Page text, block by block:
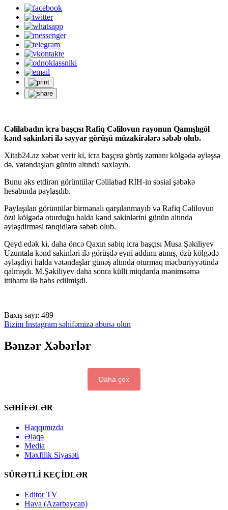
Cəlilabadın icra başçısı Rafiq Cəlilovun rayonun Qamışlıgöl
kənd sakinləri ilə səyyar görüşü müzakirələrə səbəb olub.
Xitab24.az xəbər verir ki, icra başçısı görüş zamanı kölgədə əyləşsə
də, vətəndaşları günün altında saxlayıb.
Bunu əks etdirən görüntülər Cəlilabad RİH-in sosial şəbəkə
hesabında paylaşılıb.
Paylaşılan görüntülər birmənalı qarşılanmayıb və Rafiq Cəlilovun
özü kölgədə oturduğu halda kənd sakinlərini günün altında
əyləşdirməsi tənqidlərə səbəb olub.
Qeyd edək ki, daha öncə Qaxın sabiq icra başçısı Musa Şəkiliyev
Uzuntala kənd sakinləri ilə görüşdə eyni addımı atmış, özü kölgədə
əyləşdiyi halda vətəndaşlar günəş altında oturmaq məcburiyyətində
qalmışdı. M.Şəkiliyev daha sonra külli miqdarda mənimsəmə
ittihamı ilə həbs edilmişdi.
Baxış sayı: 489
Bizim Instagram səhifəmizə abunə olun
Bənzər Xəbərlər
Daha çox
SƏHİFƏLƏR
Haqqımızda
Əlaqə
Media
Məxfilik Siyasəti
SÜRƏTLİ KEÇİDLƏR
Editor TV
Hava (Azərbaycan)